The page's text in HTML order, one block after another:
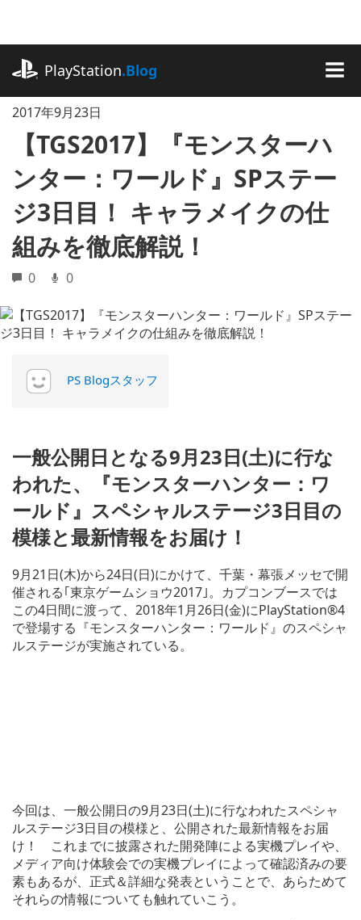
に
キ
ッ
プ
PlayStation.Blog
2017年9月23日
【TGS2017】『モンスターハ
ンター：ワールド』SPステー
ジ3日目！ キャラメイクの仕
組みを徹底解説！
0 0
PS Blogスタッフ
一般公開日となる9月23日(土)に行な
われた、『モンスターハンター：ワ
ールド』スペシャルステージ3日目の
模様と最新情報をお届け！
9月21日(木)から24日(日)にかけて、千葉・幕張メッセで開
催される｢東京ゲームショウ2017｣。カプコンブースでは
この4日間に渡って、2018年1月26日(金)にPlayStation®4
で登場する『モンスターハンター：ワールド』のスペシャ
ルステージが実施されている。
今回は、一般公開日の9月23日(土)に行なわれたスペシャ
ルステージ3日目の模様と、公開された最新情報をお届
け！ これまでに披露された開発陣による実機プレイや、
メディア向け体験会での実機プレイによって確認済みの要
素もあるが、正式＆詳細な発表ということで、あらためて
それらの情報についても触れていこう。